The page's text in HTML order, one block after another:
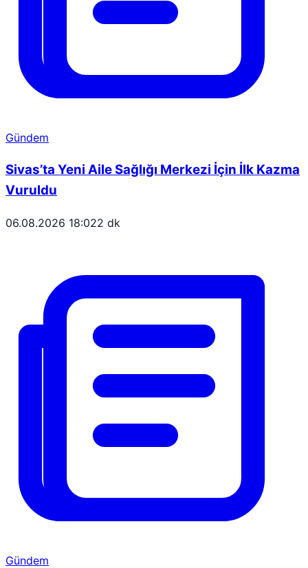
Gündem
Sivas’ta Yeni Aile Sağlığı Merkezi İçin İlk Kazma
Vuruldu
06.08.2026 18:022 dk
Gündem